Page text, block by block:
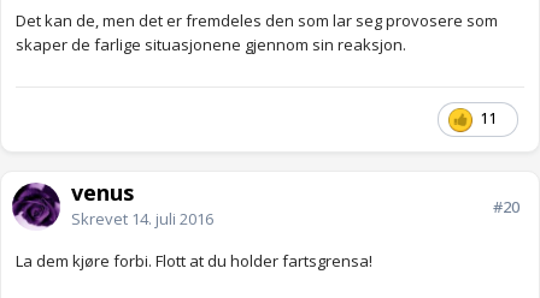
Det kan de, men det er fremdeles den som lar seg provosere som
skaper de farlige situasjonene gjennom sin reaksjon.
11
venus_
Skrevet 14. juli 2016
#20
La dem kjøre forbi. Flott at du holder fartsgrensa!